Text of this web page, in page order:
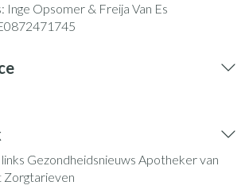
Inge Opsomer & Freija Van Es
Gezondheidsnieuws Apotheker van
Zorgtarieven